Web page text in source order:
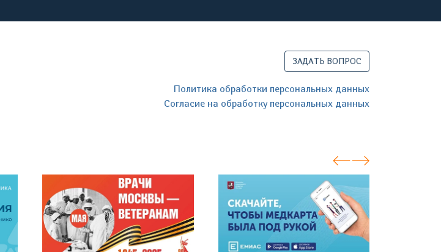
ЗАДАТЬ ВОПРОС
Политика обработки персональных данных
Согласие на обработку персональных данных